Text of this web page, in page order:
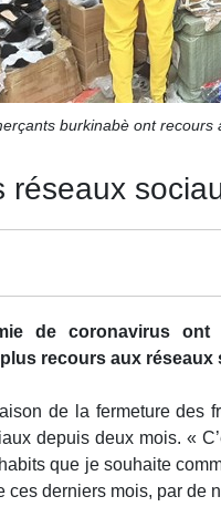
burkinabè ont
de coronavirus
recours aux
de la fermeture des
depuis deux mois. «
que je souhaite
derniers mois, par de